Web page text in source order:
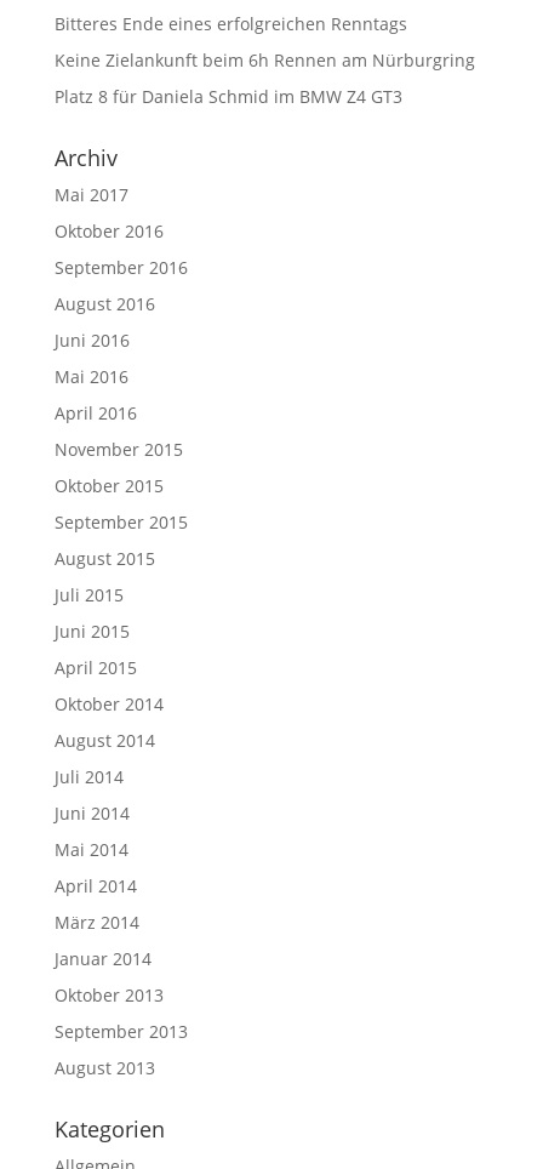
Bitteres Ende eines erfolgreichen Renntags
Keine Zielankunft beim 6h Rennen am Nürburgring
Platz 8 für Daniela Schmid im BMW Z4 GT3
Archiv
Mai 2017
Oktober 2016
September 2016
August 2016
Juni 2016
Mai 2016
April 2016
November 2015
Oktober 2015
September 2015
August 2015
Juli 2015
Juni 2015
April 2015
Oktober 2014
August 2014
Juli 2014
Juni 2014
Mai 2014
April 2014
März 2014
Januar 2014
Oktober 2013
September 2013
August 2013
Kategorien